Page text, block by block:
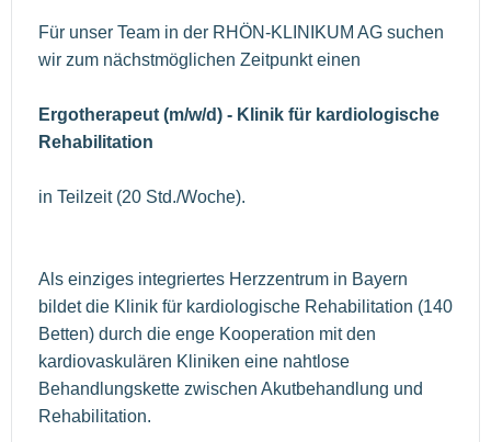
Für unser Team in der RHÖN-KLINIKUM AG suchen
wir zum nächstmöglichen Zeitpunkt einen
Ergotherapeut (m/w/d) - Klinik für kardiologische
Rehabilitation
in Teilzeit (20 Std./Woche).
Als einziges integriertes Herzzentrum in Bayern
bildet die Klinik für kardiologische Rehabilitation (140
Betten) durch die enge Kooperation mit den
kardiovaskulären Kliniken eine nahtlose
Behandlungskette zwischen Akutbehandlung und
Rehabilitation.